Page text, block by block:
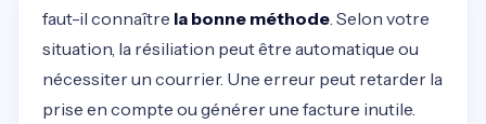
faut-il connaître la bonne méthode . Selon votre
situation, la résiliation peut être automatique ou
nécessiter un courrier. Une erreur peut retarder la
prise en compte ou générer une facture inutile.